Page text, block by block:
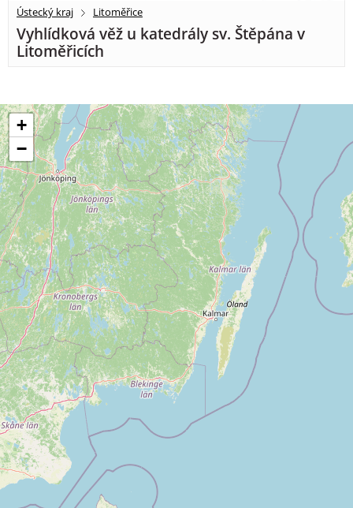
Ústecký kraj Litoměřice
Vyhlídková věž u katedrály sv. Štěpána v
Litoměřicích
+
−